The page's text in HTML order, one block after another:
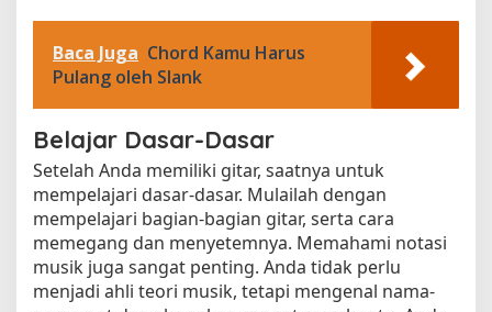
Baca Juga Chord Kamu Harus
Pulang oleh Slank
Belajar Dasar-Dasar
Setelah Anda memiliki gitar, saatnya untuk
mempelajari dasar-dasar. Mulailah dengan
mempelajari bagian-bagian gitar, serta cara
memegang dan menyetemnya. Memahami notasi
musik juga sangat penting. Anda tidak perlu
menjadi ahli teori musik, tetapi mengenal nama-